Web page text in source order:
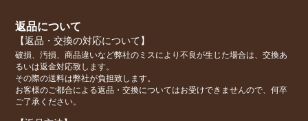
返品について
【返品・交換の対応について】
破損、汚損、商品違いなど弊社のミスにより不良が生じた場合は、交換あ
るいは返金対応致します。
その際の送料は弊社が負担致します。
お客様のご都合による返品・交換についてはお受けできませんので、何卒
ご了承ください。